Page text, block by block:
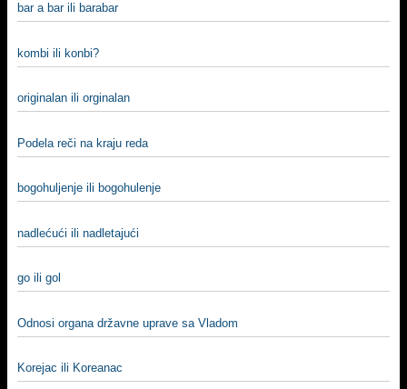
bar a bar ili barabar
kombi ili konbi?
originalan ili orginalan
Podela reči na kraju reda
bogohuljenje ili bogohulenje
nadlećući ili nadletajući
go ili gol
Odnosi organa državne uprave sa Vladom
Korejac ili Koreanac